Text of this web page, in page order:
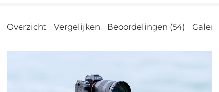
Overzicht Vergelijken Beoordelingen (54) Galerij